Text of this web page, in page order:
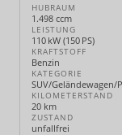
HUBRAUM
1.498 ccm
LEISTUNG
110 kW (150 PS)
KRAFTSTOFF
Benzin
KATEGORIE
SUV/Geländewagen/
KILOMETERSTAND
20 km
ZUSTAND
unfallfrei